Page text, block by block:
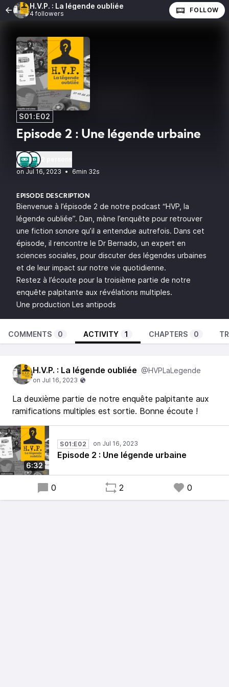
H.V.P. : La légende oubliée
4 followers FOLLOW
S01:E02
Episode 2 : Une légende urbaine
•
6min 32s
EPISODE DESCRIPTION
Bienvenue à l’épisode 2 de notre podcast “HVP, la
légende oubliée”. Dan, mène l’enquête pour retrouver
une fiction sonore qu’il a entendue autrefois. Dans cet
épisode, il rencontre le Dr Bernado, un expert en
sciences sociales, pour discuter des légendes urbaines
et de leur impact sur notre vie quotidienne.
Restez à l’écoute pour la troisième partie de notre
enquête palpitante aux révélations multiples.
Une production Les antipods
COMMENTS 0 ACTIVITY 1 CHAPTERS 0
H.V.P. : La légende oubliée @HVPLaLegende
La deuxième partie de notre enquête palpitante aux
ramifications multiples est sortie. Bonne écoute !
6:32
S01:E02
Episode 2 : Une légende urbaine
0 2 0